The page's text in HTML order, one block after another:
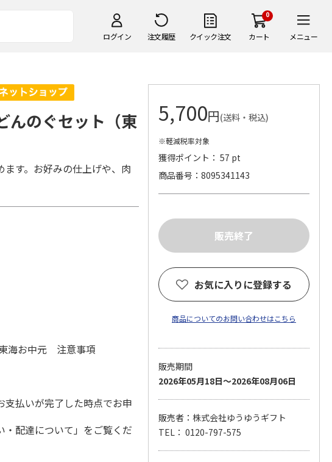
ログイン 注文履歴 クイック注文
0
カート メニュー
のぐセット（東
す。お好みの仕上げや、肉
海お中元 注意事項
払いが完了した時点でお申
配達について」をご覧くだ
5,700円(送料・税込)
※軽減税率対象
獲得ポイント： 57 pt
商品番号
8095341143
お気に入りに登録する
商品についてのお問い合わせはこちら
販売期間
2026年05月18日～2026年08月06日
販売者：株式会社ゆうゆうギフト
TEL： 0120-797-575